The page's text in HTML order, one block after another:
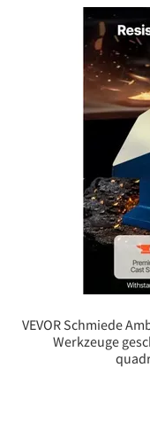
VEVOR Schmiede
Werkzeuge